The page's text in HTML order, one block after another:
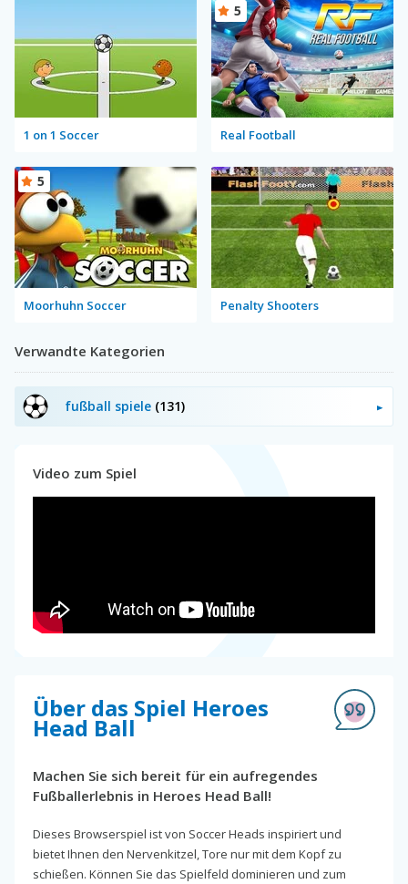
1 on 1 Soccer Real Football
5
Moorhuhn Soccer
5
Penalty Shooters
Verwandte Kategorien
fußball spiele (131)
Video zum Spiel
Über das Spiel Heroes
Head Ball
Machen Sie sich bereit für ein aufregendes
Fußballerlebnis in Heroes Head Ball!
Dieses Browserspiel ist von Soccer Heads inspiriert und
bietet Ihnen den Nervenkitzel, Tore nur mit dem Kopf zu
schießen. Können Sie das Spielfeld dominieren und zum